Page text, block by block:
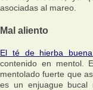
asociadas al mareo.
Mal aliento
El té de hierba
contenido en mentol.
mentolado fuerte que
es un enjuague bucal